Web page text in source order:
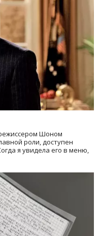
Шоном
роли, доступен
я увидела его в меню,